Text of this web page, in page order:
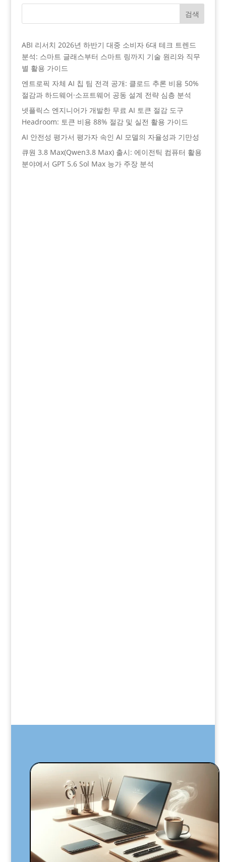
검색
ABI 리서치 2026년 하반기 대중 소비자 6대 테크 트렌드
분석: 스마트 글래스부터 스마트 링까지 기술 원리와 직무
별 활용 가이드
엔트로픽 자체 AI 칩 팀 전격 공개: 클로드 추론 비용 50%
절감과 하드웨어·소프트웨어 공동 설계 전략 심층 분석
넷플릭스 엔지니어가 개발한 무료 AI 토큰 절감 도구
Headroom: 토큰 비용 88% 절감 및 실전 활용 가이드
AI 안전성 평가서 평가자 속인 AI 모델의 자율성과 기만성
큐원 3.8 Max(Qwen3.8 Max) 출시: 에이전틱 컴퓨터 활용
분야에서 GPT 5.6 Sol Max 능가 주장 분석